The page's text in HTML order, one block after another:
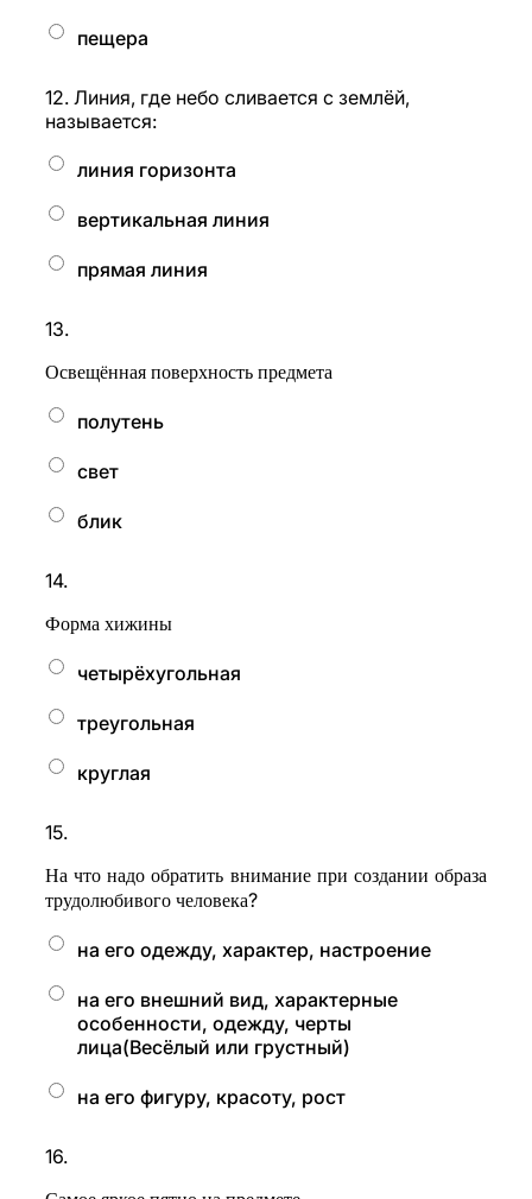
пещера
12. Линия, где небо сливается с землёй,
называется:
линия горизонта
вертикальная линия
прямая линия
13.
Освещённая поверхность предмета
полутень
свет
блик
14.
Форма хижины
четырёхугольная
треугольная
круглая
15.
На что надо обратить внимание при создании образа
трудолюбивого человека?
на его одежду, характер, настроение
на его внешний вид, характерные
особенности, одежду, черты
лица(Весёлый или грустный)
на его фигуру, красоту, рост
16.